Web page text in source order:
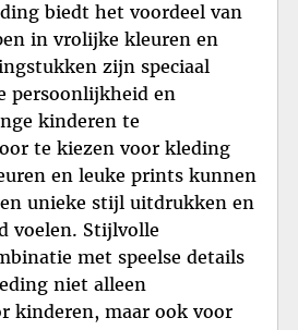
biedt het voordeel van
in vrolijke kleuren en
zijn speciaal
persoonlijkheid en
kinderen te
te kiezen voor kleding
en leuke prints kunnen
unieke stijl uitdrukken en
voelen. Stijlvolle
met speelse details
niet alleen
kinderen, maar ook voor